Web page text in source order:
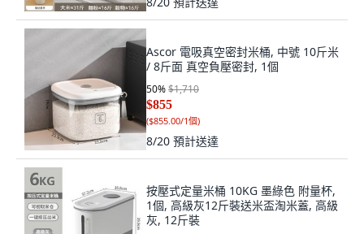
Ascor 電吸真空密封米桶, 中號 10斤米
/ 8斤面 真空負壓密封, 1個
50%$1,710
$855
($855.00/1個)
8/20 預計送達
按壓式定量米桶 10KG 墨綠色 附量杯,
1個, 高級灰12斤裝送米盃淘米蓋, 高級
灰, 12斤裝